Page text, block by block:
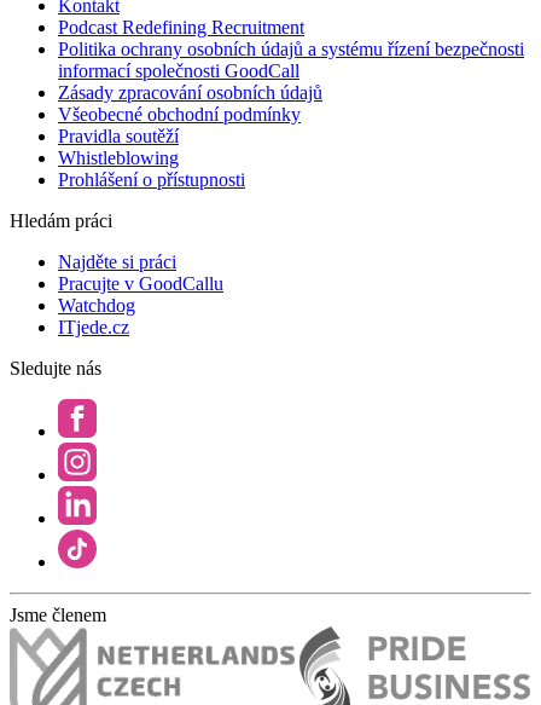
Kontakt
Podcast Redefining Recruitment
Politika ochrany osobních údajů a systému řízení bezpečnosti
informací společnosti GoodCall
Zásady zpracování osobních údajů
Všeobecné obchodní podmínky
Pravidla soutěží
Whistleblowing
Prohlášení o přístupnosti
Hledám práci
Najděte si práci
Pracujte v GoodCallu
Watchdog
ITjede.cz
Sledujte nás
Jsme členem